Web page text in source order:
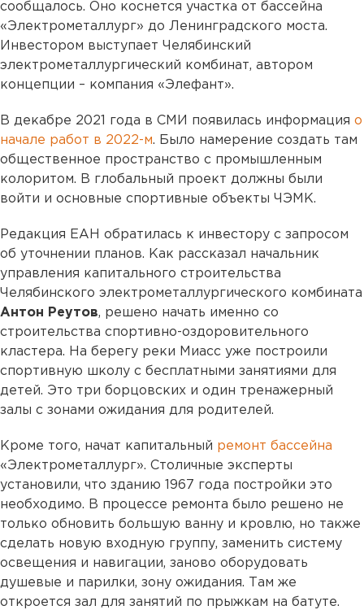
сообщалось. Оно коснется участка от бассейна
«Электрометаллург» до Ленинградского моста.
Инвестором выступает Челябинский
электрометаллургический комбинат, автором
концепции – компания «Элефант».
В декабре 2021 года в СМИ появилась информация о
начале работ в 2022-м. Было намерение создать там
общественное пространство с промышленным
колоритом. В глобальный проект должны были
войти и основные спортивные объекты ЧЭМК.
Редакция ЕАН обратилась к инвестору с запросом
об уточнении планов. Как рассказал начальник
управления капитального строительства
Челябинского электрометаллургического комбината
Антон Реутов, решено начать именно со
строительства спортивно-оздоровительного
кластера. На берегу реки Миасс уже построили
спортивную школу с бесплатными занятиями для
детей. Это три борцовских и один тренажерный
залы с зонами ожидания для родителей.
Кроме того, начат капитальный ремонт бассейна
«Электрометаллург». Столичные эксперты
установили, что зданию 1967 года постройки это
необходимо. В процессе ремонта было решено не
только обновить большую ванну и кровлю, но также
сделать новую входную группу, заменить систему
освещения и навигации, заново оборудовать
душевые и парилки, зону ожидания. Там же
откроется зал для занятий по прыжкам на батуте.